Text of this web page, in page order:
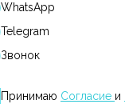
WhatsApp
Telegram
Звонок
Принимаю Согласие и